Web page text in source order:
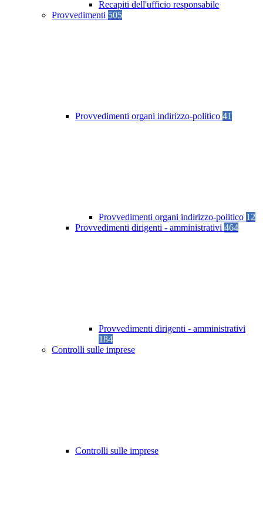
Recapiti dell'ufficio responsabile
Provvedimenti 505
Provvedimenti organi indirizzo-politico 41
Provvedimenti organi indirizzo-politico 12
Provvedimenti dirigenti - amministrativi 464
Provvedimenti dirigenti - amministrativi
184
Controlli sulle imprese
Controlli sulle imprese